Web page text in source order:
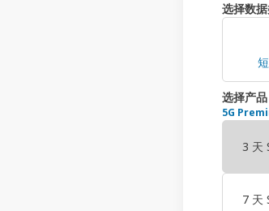
选择数
选择产品
5G
3 天
7 天